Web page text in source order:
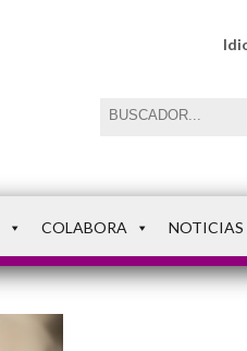
COLABORA NOTICIAS